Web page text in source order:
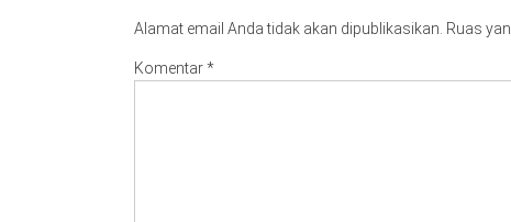
Alamat email Anda tidak akan dipublikasikan. Ruas
Komentar*